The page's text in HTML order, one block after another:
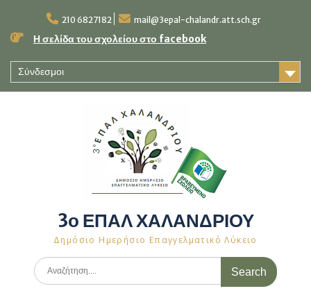
content
210 6827182 mail@3epal-chalandr.att.sch.gr
Η σελίδα του σχολείου στο facebook
Σύνδεσμοι
3ο ΕΠΑΛ ΧΑΛΑΝΔΡΙΟΥ
Δημόσιο Ημερήσιο Επαγγελματικό Λύκειο
Search
for: